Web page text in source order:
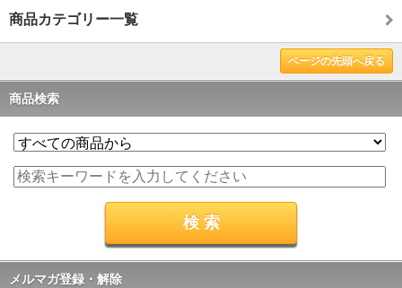
商品カテゴリー一覧
ページの先頭へ戻る
商品検索
メルマガ登録・解除